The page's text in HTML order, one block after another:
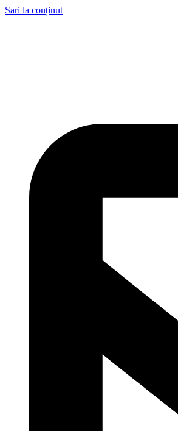
Sari la conținut